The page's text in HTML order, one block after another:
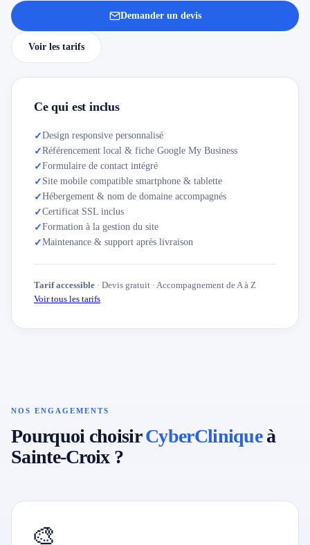
Demander un devis
Voir les tarifs
Ce qui est inclus
✓Design responsive personnalisé
✓Référencement local & fiche Google My Business
✓Formulaire de contact intégré
✓ Site mobile compatible smartphone & tablette
✓Hébergement & nom de domaine accompagnés
✓Certificat SSL inclus
✓Formation à la gestion du site
✓Maintenance & support après livraison
Tarif accessible · Devis gratuit · Accompagnement de A à Z
Voir tous les tarifs
NOS ENGAGEMENTS
Pourquoi choisirCyberCliniqueà
Sainte-Croix ?
🎨